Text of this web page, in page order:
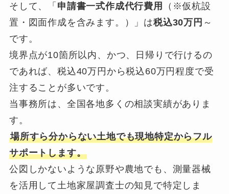
そして、「 申請書一式作成代行費用
（※仮杭設
置・図面作成を含みます。）」は税込30万円 ～
です。
境界点が10箇所以内、かつ、日帰りで行けるの
であれば、税込40万円から税込60万円程度で受
注することが多いです。
当事務所は、全国各地多くの相談実績がありま
す。
場所すら分からない土地でも現地特定からフル
サポートします。
公図しかないような原野や農地でも、測量器械
を活用して土地家屋調査士の知見で特定しま